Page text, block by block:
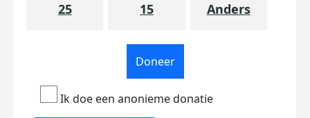
25 15 Anders
Doneer
Ik doe een anonieme donatie